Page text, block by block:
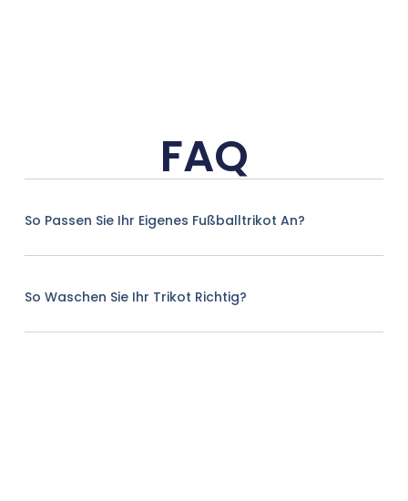
FAQ
So Passen Sie Ihr Eigenes Fußballtrikot An?
So Waschen Sie Ihr Trikot Richtig?